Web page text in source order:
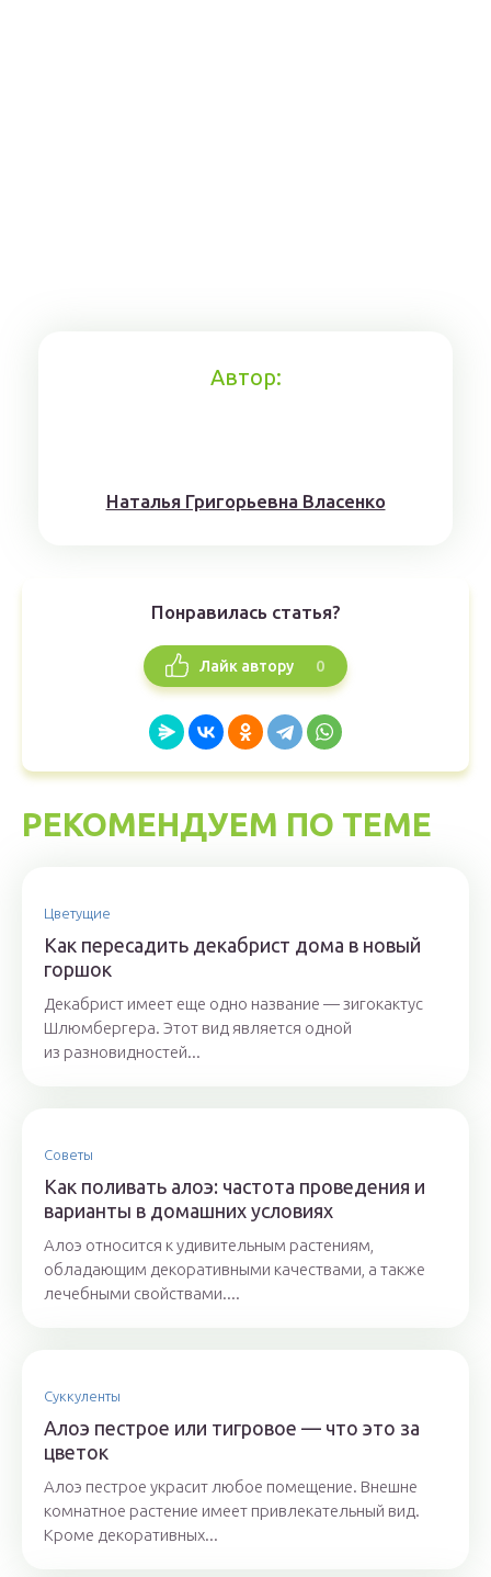
Автор:
Наталья Григорьевна Власенко
Понравилась статья?
Лайк автору 0
РЕКОМЕНДУЕМ ПО ТЕМЕ
Цветущие
Как пересадить декабрист дома в новый
горшок
Декабрист имеет еще одно название — зигокактус
Шлюмбергера. Этот вид является одной
из разновидностей...
Советы
Как поливать алоэ: частота проведения и
варианты в домашних условиях
Алоэ относится к удивительным растениям,
обладающим декоративными качествами, а также
лечебными свойствами....
Суккуленты
Алоэ пестрое или тигровое — что это за
цветок
Алоэ пестрое украсит любое помещение. Внешне
комнатное растение имеет привлекательный вид.
Кроме декоративных...